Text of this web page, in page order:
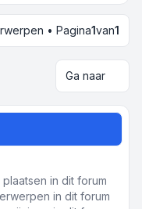
• Pagina1van1
Ga naar
in dit forum
in dit forum